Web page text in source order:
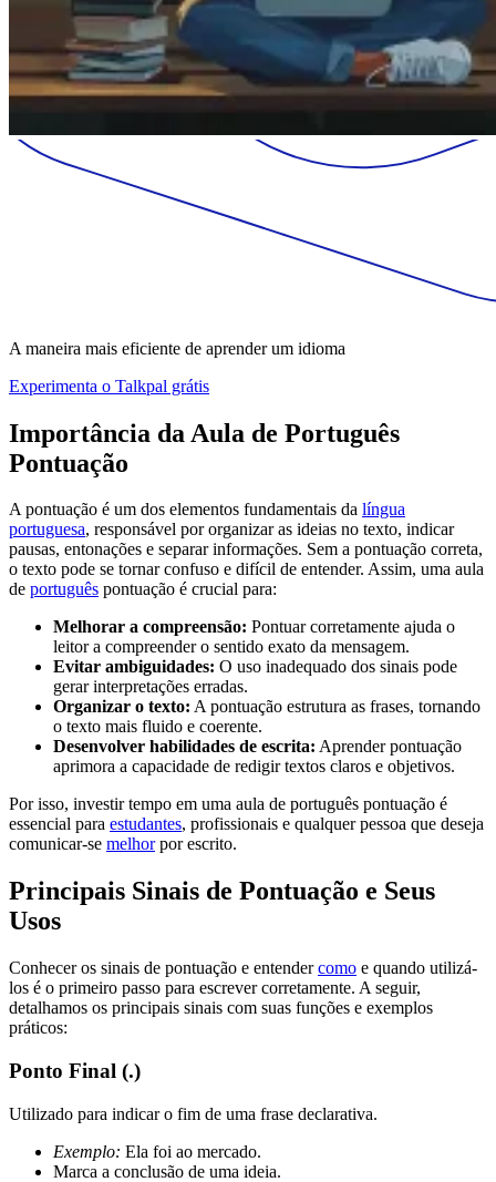
A maneira mais eficiente de aprender um idioma
Experimenta o Talkpal grátis
Importância da Aula de Português
Pontuação
A pontuação é um dos elementos fundamentais da língua
portuguesa, responsável por organizar as ideias no texto, indicar
pausas, entonações e separar informações. Sem a pontuação correta,
o texto pode se tornar confuso e difícil de entender. Assim, uma aula
de português pontuação é crucial para:
Melhorar a compreensão: Pontuar corretamente ajuda o
leitor a compreender o sentido exato da mensagem.
Evitar ambiguidades: O uso inadequado dos sinais pode
gerar interpretações erradas.
Organizar o texto: A pontuação estrutura as frases, tornando
o texto mais fluido e coerente.
Desenvolver habilidades de escrita: Aprender pontuação
aprimora a capacidade de redigir textos claros e objetivos.
Por isso, investir tempo em uma aula de português pontuação é
essencial para estudantes, profissionais e qualquer pessoa que deseja
comunicar-se melhorpor escrito.
Principais Sinais de Pontuação e Seus
Usos
Conhecer os sinais de pontuação e entendercomo e quando utilizá-
los é o primeiro passo para escrever corretamente. A seguir,
detalhamos os principais sinais com suas funções e exemplos
práticos:
Ponto Final (.)
Utilizado para indicar o fim de uma frase declarativa.
Exemplo: Ela foi ao mercado.
Marca a conclusão de uma ideia.